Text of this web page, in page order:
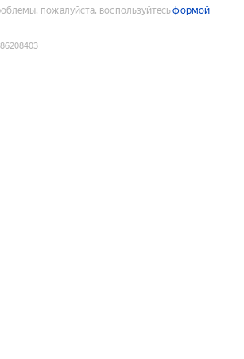
пожалуйста, воспользуйтесьформой